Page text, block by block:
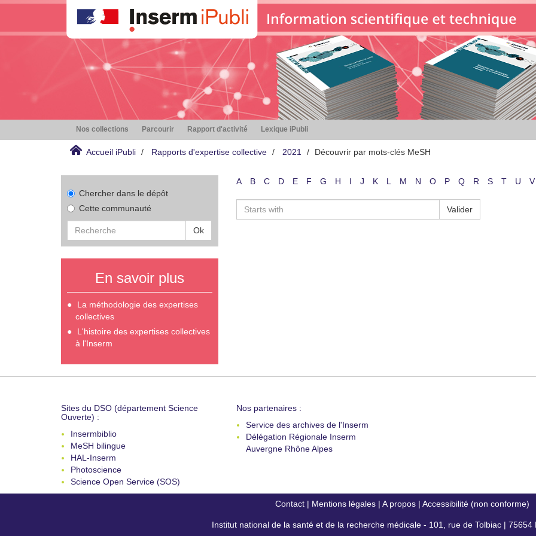
Nos collections Parcourir Rapport d'activité Lexique iPubli
Accueil iPubli Rapports d'expertise collective 2021 Découvrir par mots-clés MeSH
Chercher dans le dépôt
Cette communauté
Ok
En savoir plus
La méthodologie des expertises
collectives
L'histoire des expertises collectives
à l'Inserm
A B C D E F G H I J K L M N O P Q R S T U V
Valider
Sites du DSO (département Science
Ouverte) :
Insermbiblio
MeSH bilingue
HAL-Inserm
Photoscience
Science Open Service (SOS)
Nos partenaires :
Service des archives de l'Inserm
Délégation Régionale Inserm
Auvergne Rhône Alpes
Contact| Mentions légales| A propos| Accessibilité (non conforme)
Institut national de la santé et de la recherche médicale - 101, rue de Tolbiac | 75654